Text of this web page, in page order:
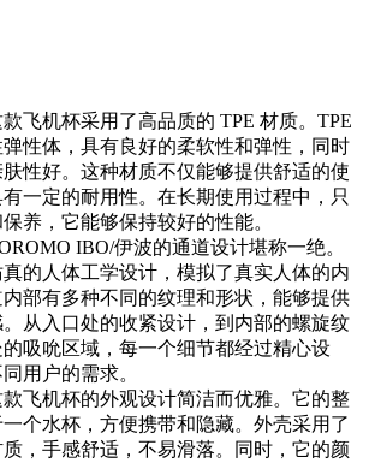
款飞机杯采用了高品质的 TPE 材质。TPE
性体，具有良好的柔软性和弹性，同时
性好。这种材质不仅能够提供舒适的使
一定的耐用性。在长期使用过程中，只
养，它能够保持较好的性能。
IBO/伊波的通道设计堪称一绝。
的人体工学设计，模拟了真实人体的内
部有多种不同的纹理和形状，能够提供
从入口处的收紧设计，到内部的螺旋纹
吸吮区域，每一个细节都经过精心设
用户的需求。
飞机杯的外观设计简洁而优雅。它的整
个水杯，方便携带和隐藏。外壳采用了
，手感舒适，不易滑落。同时，它的颜